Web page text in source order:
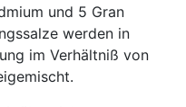
und 5 Gran
werden in
im Verhältniß von